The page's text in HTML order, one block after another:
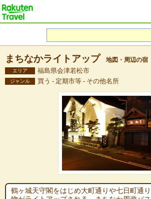
まちなかライトアップ 地図・周辺の宿
エリア 福島県会津若松市
ジャンル 買う - 定期市等 - その他名所
鶴ヶ城天守閣をはじめ大町通りや七日町通